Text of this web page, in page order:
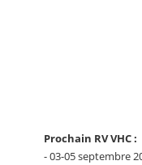
Prochain RV VHC :
- 03-05 septembre